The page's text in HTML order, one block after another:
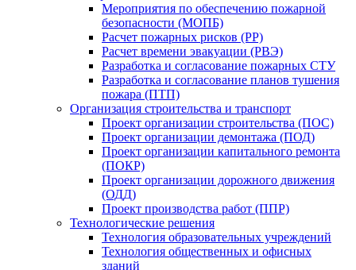
Мероприятия по обеспечению пожарной
безопасности (МОПБ)
Расчет пожарных рисков (РР)
Расчет времени эвакуации (РВЭ)
Разработка и согласование пожарных СТУ
Разработка и согласование планов тушения
пожара (ПТП)
Организация строительства и транспорт
Проект организации строительства (ПОС)
Проект организации демонтажа (ПОД)
Проект организации капитального ремонта
(ПОКР)
Проект организации дорожного движения
(ОДД)
Проект производства работ (ППР)
Технологические решения
Технология образовательных учреждений
Технология общественных и офисных
зданий